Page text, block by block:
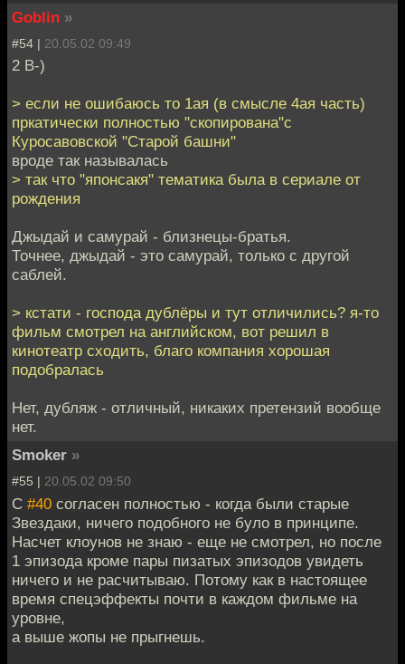
Goblin »
#54 | 20.05.02 09:49
2 B-)
> если не ошибаюсь то 1ая (в смысле 4ая часть)
пркатически полностью "скопирована"с
Куросавовской "Старой башни"
вроде так называлась
> так что "японсакя" тематика была в сериале от
рождения
Джыдай и самурай - близнецы-братья.
Точнее, джыдай - это самурай, только с другой
саблей.
> кстати - господа дублёры и тут отличились? я-то
фильм смотрел на английском, вот решил в
кинотеатр сходить, благо компания хорошая
подобралась
Нет, дубляж - отличный, никаких претензий вообще
нет.
Smoker »
#55 | 20.05.02 09:50
C #40 согласен полностью - когда были старые
Звездаки, ничего подобного не було в принципе.
Насчет клоунов не знаю - еще не смотрел, но после
1 эпизода кроме пары пизатых эпизодов увидеть
ничего и не расчитываю. Потому как в настоящее
время спецэффекты почти в каждом фильме на
уровне,
а выше жопы не прыгнешь.